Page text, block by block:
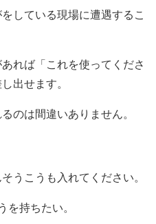
している現場に遭遇するこ
れば「これを使ってくださ
出せます。
のは間違いありません。
うこうも入れてください。
を持ちたい。